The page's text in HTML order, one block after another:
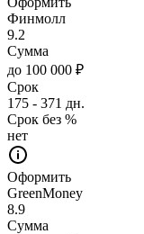
Финмолл
9.2
Сумма
до 100 000 ₽
Срок
175 - 371 дн.
Срок без %
нет
Оформить
GreenMoney
8.9
Сумма